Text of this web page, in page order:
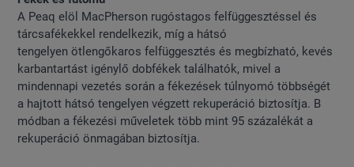
A Peaq elöl MacPherson rugóstagos felfüggesztéssel és
tárcsafékekkel rendelkezik, míg a hátsó
tengelyen ötlengőkaros felfüggesztés és megbízható, kevés
karbantartást igénylő dobfékek találhatók, mivel a
mindennapi vezetés során a fékezések túlnyomó többségét
a hajtott hátsó tengelyen végzett rekuperáció biztosítja. B
módban a fékezési műveletek több mint 95 százalékát a
rekuperáció önmagában biztosítja.